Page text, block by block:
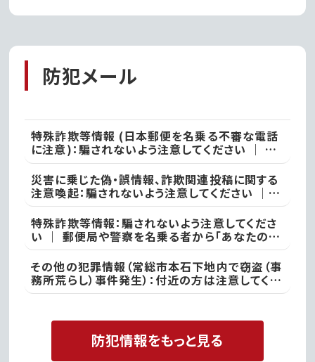
始!
いただきました!!
防犯メール
特殊詐欺等情報 (日本郵便を名乗る不審な電話
に注意)：騙されないよう注意してください ｜ ●
本日、竜ケ崎警察署
災害に乗じた偽・誤情報、詐欺関連投稿に関する
注意喚起：騙されないよう注意してください ｜
不審な投稿やメール等で不安を感じた際は、最寄
りの警察署
特殊詐欺等情報：騙されないよう注意してくださ
い ｜ 郵便局や警察を名乗る者から「あなたの名
義の郵便物が」や「あなた名義の口座が」などと
いった電話があった際には、決して対応せず、すぐ
に電話を切って取手警察署
その他の犯罪情報（常総市本石下地内で窃盗（事
務所荒らし）事件発生）：付近の方は注意してくだ
さい ｜ 常総警察署
防犯情報をもっと見る